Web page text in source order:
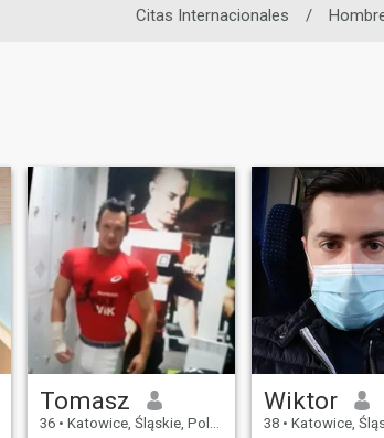
Citas Internacionales /
Tomasz
36 • Katowice, Śląskie, Polonia
Wiktor
38 • Katowice,